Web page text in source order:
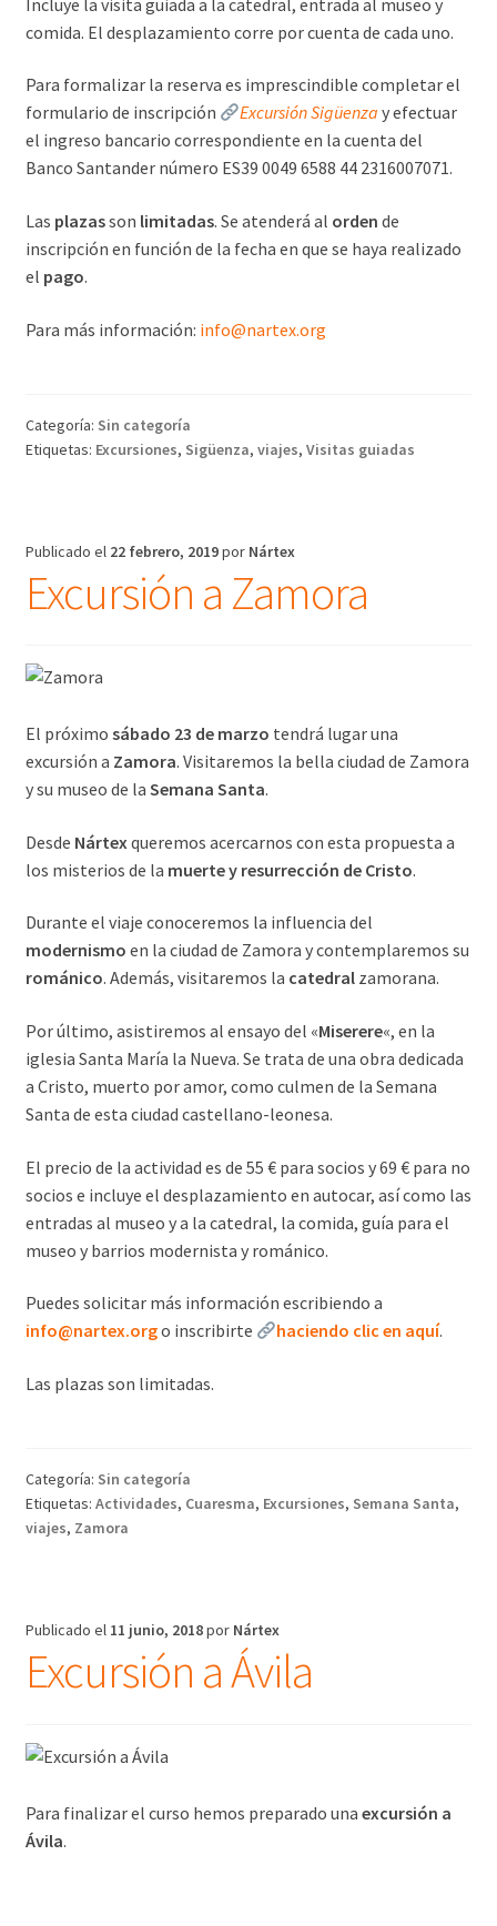
comida. El desplazamiento corre por cuenta de cada uno.
Para formalizar la reserva es imprescindible completar el
formulario de inscripción
Excursión Sigüenza y efectuar
el ingreso bancario correspondiente en la cuenta del
Banco Santander número ES39 0049 6588 44 2316007071.
Las plazasson limitadas. Se atenderá al orden de
inscripción en función de la fecha en que se haya realizado
el pago.
Para más información: info@nartex.org
Categoría: Sin categoría
Etiquetas: Excursiones, Sigüenza, viajes, Visitas guiadas
Publicado el 22 febrero, 2019por Nártex
Excursión a Zamora
El próximo sábado 23 de marzo tendrá lugar una
excursión a Zamora. Visitaremos la bella ciudad de Zamora
y su museo de la Semana Santa.
Desde Nártex queremos acercarnos con esta propuesta a
los misterios de la muerte y resurrección de Cristo.
Durante el viaje conoceremos la influencia del
modernismo en la ciudad de Zamora y contemplaremos su
románico. Además, visitaremos la catedralzamorana.
Por último, asistiremos al ensayo del «Miserere«, en la
iglesia Santa María la Nueva. Se trata de una obra dedicada
a Cristo, muerto por amor, como culmen de la Semana
Santa de esta ciudad castellano-leonesa.
El precio de la actividad es de 55 € para socios y 69 € para no
socios e incluye el desplazamiento en autocar, así como las
entradas al museo y a la catedral, la comida, guía para el
museo y barrios modernista y románico.
Puedes solicitar más información escribiendo a
info@nartex.orgo inscribirte haciendo clic en aquí.
Las plazas son limitadas.
Categoría: Sin categoría
Etiquetas: Actividades, Cuaresma, Excursiones, Semana Santa,
viajes, Zamora
Publicado el 11 junio, 2018por Nártex
Excursión a Ávila
Para finalizar el curso hemos preparado una excursión a
Ávila.